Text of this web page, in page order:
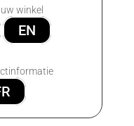
winkel
EN